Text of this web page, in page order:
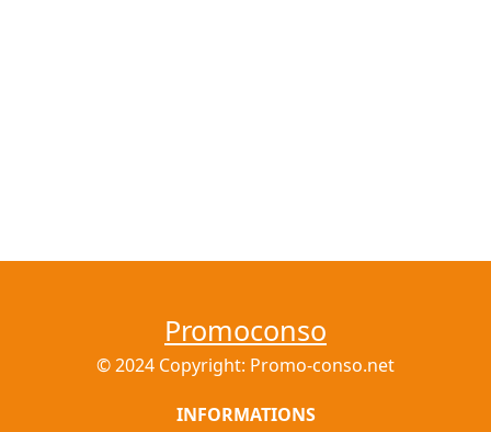
Promoconso
© 2024 Copyright: Promo-conso.net
INFORMATIONS